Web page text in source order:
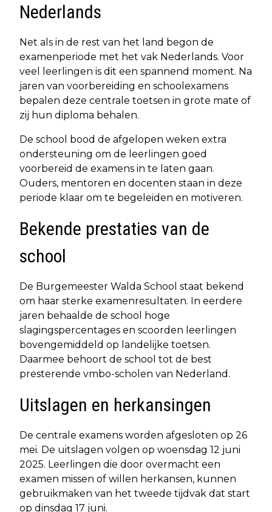
Nederlands
Net als in de rest van het land begon de
examenperiode met het vak Nederlands. Voor
veel leerlingen is dit een spannend moment. Na
jaren van voorbereiding en schoolexamens
bepalen deze centrale toetsen in grote mate of
zij hun diploma behalen.
De school bood de afgelopen weken extra
ondersteuning om de leerlingen goed
voorbereid de examens in te laten gaan.
Ouders, mentoren en docenten staan in deze
periode klaar om te begeleiden en motiveren.
Bekende prestaties van de
school
De Burgemeester Walda School staat bekend
om haar sterke examenresultaten. In eerdere
jaren behaalde de school hoge
slagingspercentages en scoorden leerlingen
bovengemiddeld op landelijke toetsen.
Daarmee behoort de school tot de best
presterende vmbo-scholen van Nederland.
Uitslagen en herkansingen
De centrale examens worden afgesloten op 26
mei. De uitslagen volgen op woensdag 12 juni
2025. Leerlingen die door overmacht een
examen missen of willen herkansen, kunnen
gebruikmaken van het tweede tijdvak dat start
op dinsdag 17 juni.